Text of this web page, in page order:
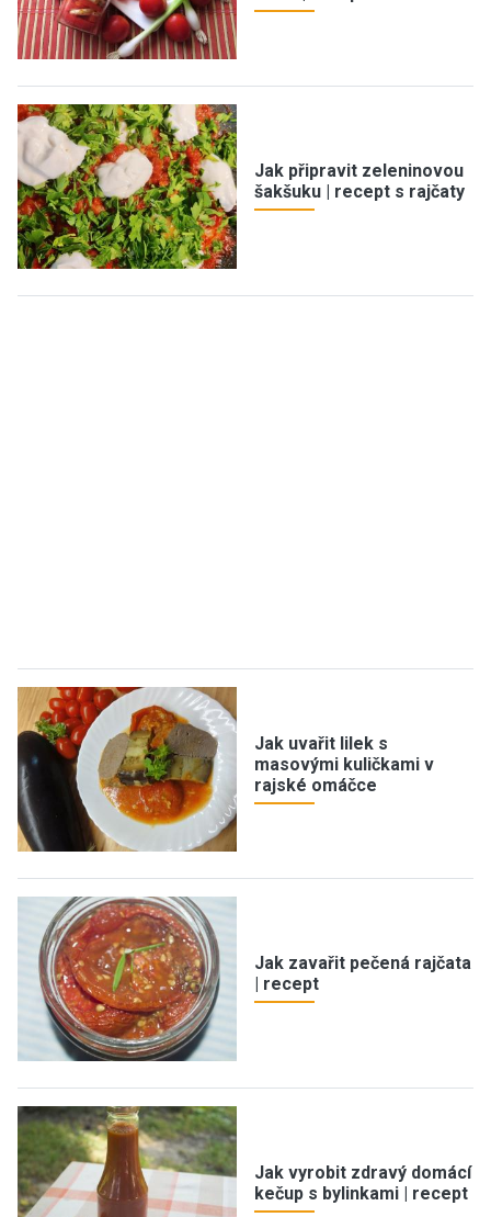
Jak připravit zeleninovou
šakšuku | recept s rajčaty
Jak uvařit lilek s
masovými kuličkami v
rajské omáčce
Jak zavařit pečená rajčata
| recept
Jak vyrobit zdravý domácí
kečup s bylinkami | recept